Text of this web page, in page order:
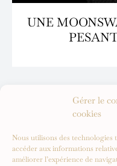
Gérer le
cookies
Nous utilisons des technologies
accéder aux informations
améliorer l’expérience de
UNE